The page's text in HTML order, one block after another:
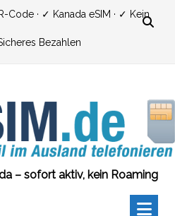
· ✓ Kanada eSIM · ✓ Kein
Bezahlen
– sofort aktiv, kein Roaming